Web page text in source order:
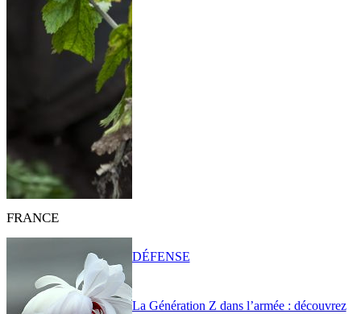
FRANCE
La Génération Z dans l’armée : découvrez
DÉFENSE